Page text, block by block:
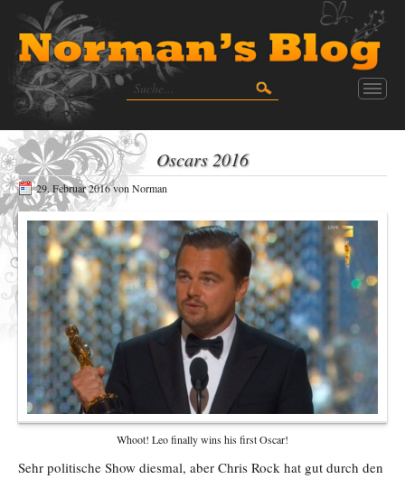
Oscars 2016
29. Februar 2016von Norman
Whoot! Leo finally wins his first Oscar!
Sehr politische Show diesmal, aber Chris Rock hat gut durch den